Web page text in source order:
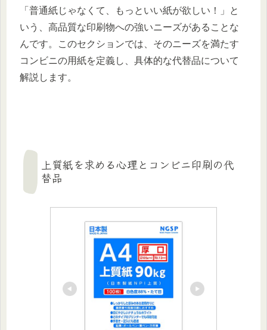
「普通紙じゃなくて、もっといい紙が欲しい！」と
いう、高品質な印刷物への強いニーズがあることな
んです。このセクションでは、そのニーズを満たす
コンビニの用紙を定義し、具体的な代替品について
解説します。
上質紙を求める心理とコンビニ印刷の代
替品